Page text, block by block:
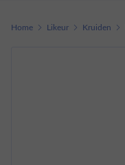
Home Likeur Kruiden